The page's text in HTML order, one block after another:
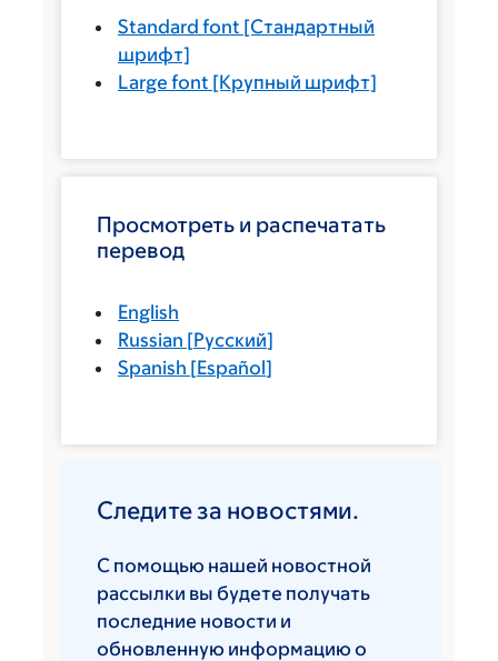
Standard font [Стандартный
шрифт]
Large font [Крупный шрифт]
Просмотреть и распечатать
перевод
English
Russian [Русский]
Spanish [Español]
Следите за новостями.
С помощью нашей новостной
рассылки вы будете получать
последние новости и
обновленную информацию о